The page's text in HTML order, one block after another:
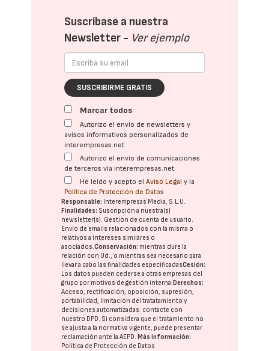
Suscríbase a nuestra
Newsletter - Ver ejemplo
SUSCRIBIRME GRATIS
Marcar todos
Autorizo el envío de newsletters y
avisos informativos personalizados de
interempresas.net
Autorizo el envío de comunicaciones
de terceros vía interempresas.net
He leído y acepto elAviso Legal y la
Política de Protección de Datos
Responsable: Interempresas Media, S.L.U.
Finalidades: Suscripción a nuestra(s)
newsletter(s). Gestión de cuenta de usuario.
Envío de emails relacionados con la misma o
relativos a intereses similares o
asociados.Conservación: mientras dure la
relación con Ud., o mientras sea necesario para
llevar a cabo las finalidades especificadasCesión:
Los datos pueden cederse a otras empresas del
grupo por motivos de gestión interna. Derechos:
Acceso, rectificación, oposición, supresión,
portabilidad, limitación del tratatamiento y
decisiones automatizadas: contacte con
nuestro DPD. Si considera que el tratamiento no
se ajusta a la normativa vigente, puede presentar
reclamación ante laAEPD. Más información:
Política de Protección de Datos